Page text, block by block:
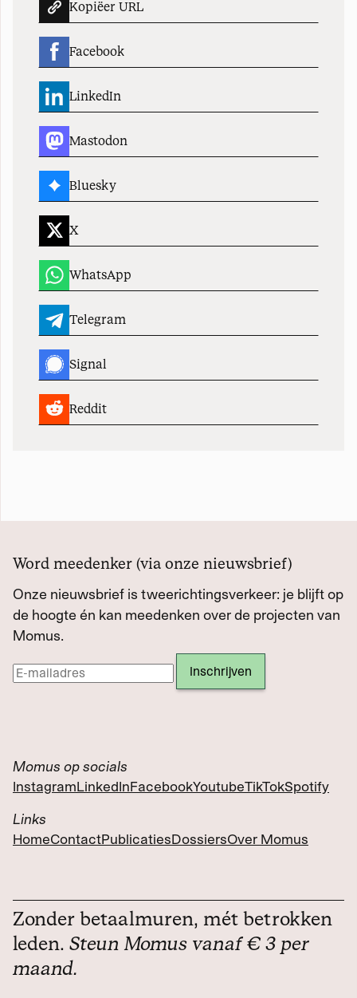
Kopiëer URL
Facebook
LinkedIn
Mastodon
Bluesky
X
WhatsApp
Telegram
Signal
Reddit
Zonder betaalmuren, mét betrokken
leden. Steun Momus vanaf € 3 per
maand.
Word meedenker (via onze nieuwsbrief)
Onze nieuwsbrief is tweerichtingsverkeer: je blijft op
de hoogte én kan meedenken over de projecten van
Momus.
Momus op socials
InstagramLinkedInFacebookYoutubeTikTokSpotify
Links
HomeContactPublicatiesDossiersOver Momus